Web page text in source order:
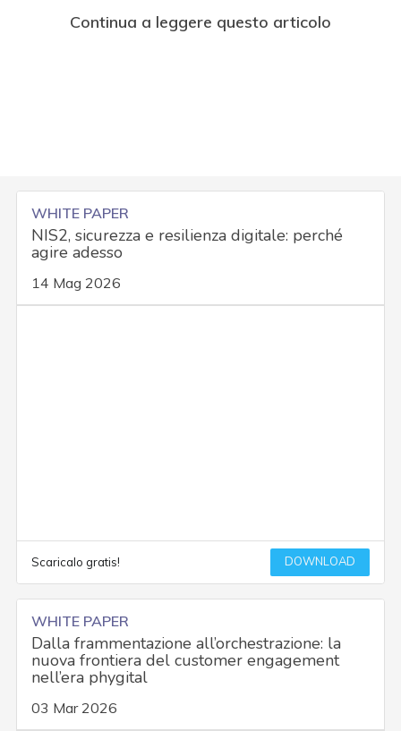
Continua a leggere questo articolo
WHITE PAPER
NIS2, sicurezza e resilienza digitale: perché
agire adesso
14 Mag 2026
Scaricalo gratis! DOWNLOAD
WHITE PAPER
Dalla frammentazione all’orchestrazione: la
nuova frontiera del customer engagement
nell’era phygital
03 Mar 2026